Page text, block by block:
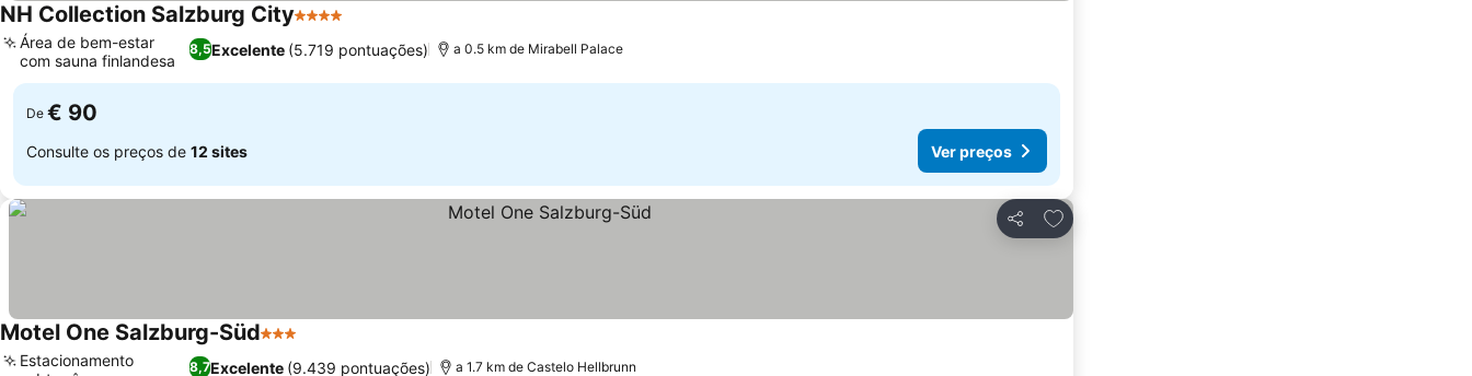
NH Collection Salzburg City4 Estrelas
8,5Excelente (5.719 pontuações)
Área de bem-estar
com sauna finlandesa
a 0.5 km de Mirabell Palace
De € 90
Consulte os preços de 12 sites Ver preços
Partilhar
Adicionar aos favoritos
Motel One Salzburg-Süd3 Estrelas
8,7Excelente (9.439 pontuações)
Estacionamento
a 1.7 km de Castelo Hellbrunn